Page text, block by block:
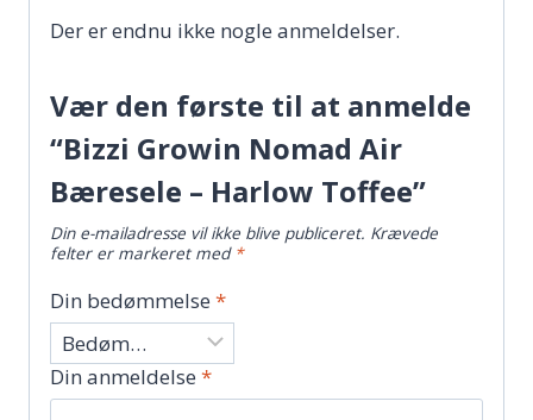
Der er endnu ikke nogle anmeldelser.
Vær den første til at anmelde
“Bizzi Growin Nomad Air
Bæresele – Harlow Toffee”
Din e-mailadresse vil ikke blive publiceret. Krævede
felter er markeret med *
Din bedømmelse *
Din anmeldelse *